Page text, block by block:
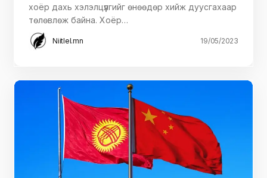
хоёр дахь хэлэлцүүлгийг өнөөдөр хийж дуусгахаар
төлөвлөж байна. Хоёр…
Niitlel.mn 19/05/2023